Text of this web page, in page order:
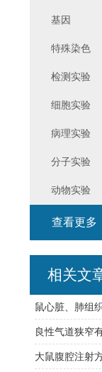
基因
特殊染色
检测实验
细胞实验
病理实验
分子实验
动物实验
查看更多
相关文
鼠心脏、肺组
大鼠腹腔注射